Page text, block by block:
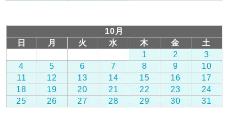
10月
日
月 火 水 木 金
土
1
2
3
4
5 6 7 8 9
10
11
12 13 14 15 16
17
18
19 20 21 22 23
24
25
26 27 28 29 30 31